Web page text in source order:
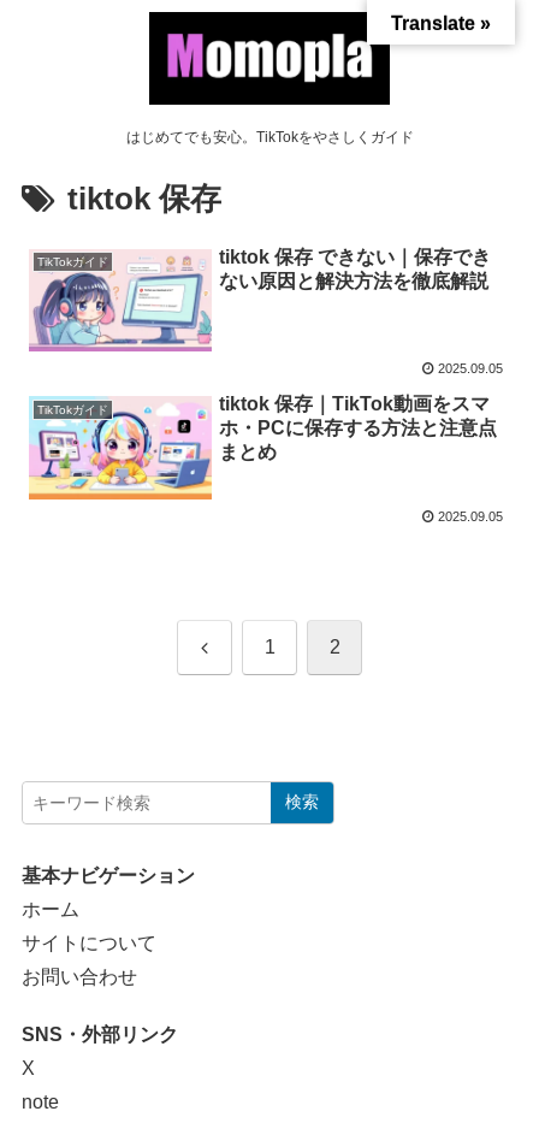
はじめてでも安心。TikTokをやさしくガイド
tiktok 保存
TikTokガイド
tiktok 保存 できない｜保存でき
ない原因と解決方法を徹底解説
2025.09.05
TikTokガイド
tiktok 保存｜TikTok動画をスマ
ホ・PCに保存する方法と注意点
まとめ
2025.09.05
前 1 2
検索
基本ナビゲーション
ホーム
サイトについて
お問い合わせ
SNS・外部リンク
X
note
Translate »